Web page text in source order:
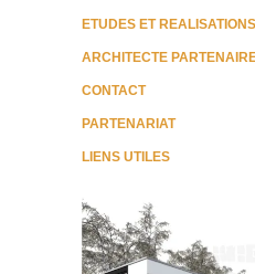
ETUDES ET REALISATIONS
ARCHITECTE
CONTACT
PARTENARIAT
LIENS UTILES